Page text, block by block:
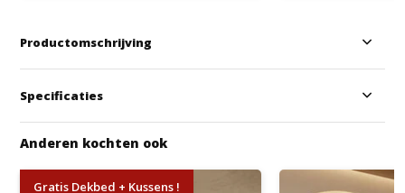
Productomschrijving
Specificaties
Anderen kochten ook
Gratis Dekbed + Kussens !